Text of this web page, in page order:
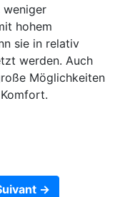
weniger
hohem
sie in relativ
werden. Auch
Möglichkeiten
→